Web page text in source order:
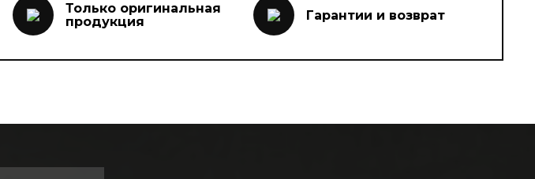
Только оригинальная
продукция
Гарантии и возврат